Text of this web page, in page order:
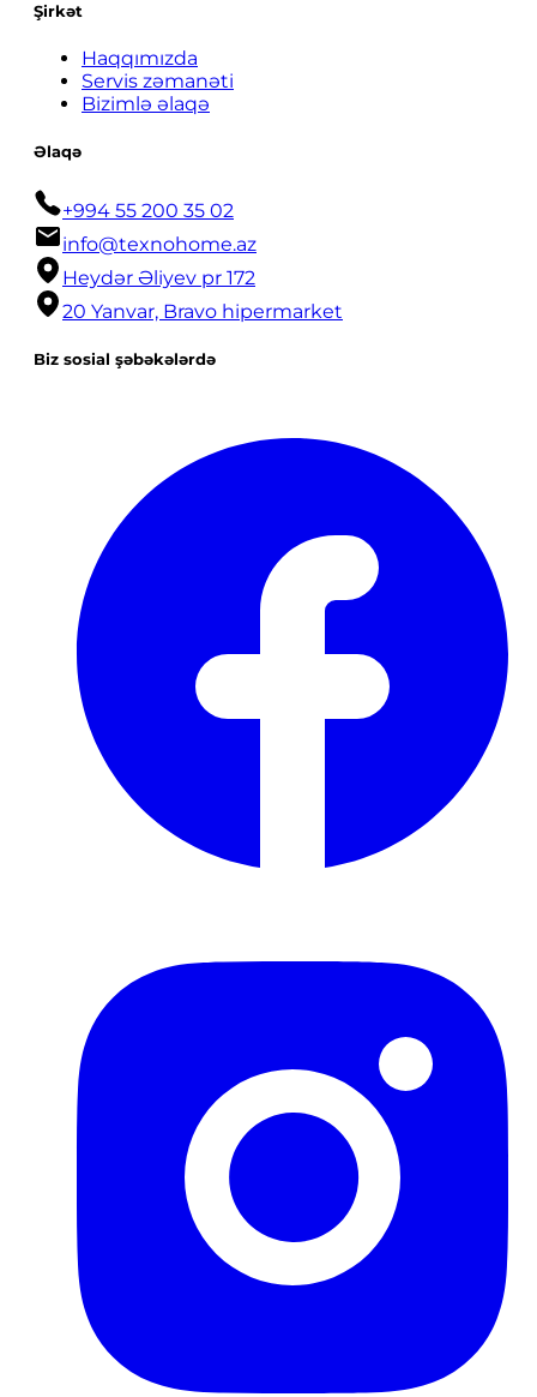
Şirkət
Haqqımızda
Servis zəmanəti
Bizimlə əlaqə
Əlaqə
+994 55 200 35 02
info@texnohome.az
Heydər Əliyev pr 172
20 Yanvar, Bravo hipermarket
Biz sosial şəbəkələrdə